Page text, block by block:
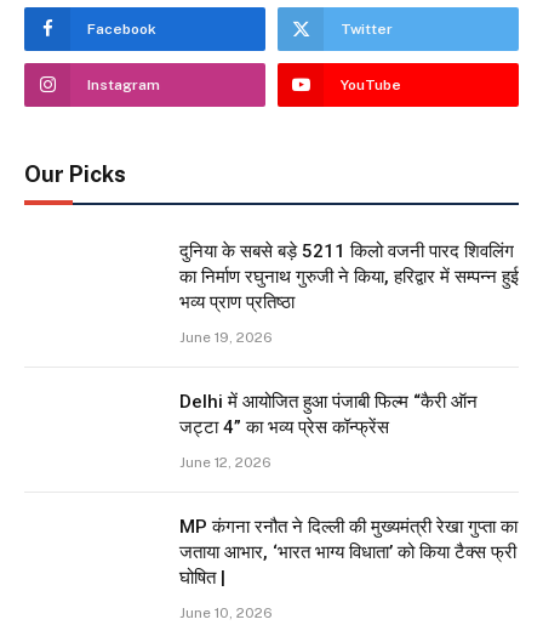
Facebook Twitter
Instagram YouTube
Our Picks
दुनिया के सबसे बड़े 5211 किलो वजनी पारद शिवलिंग
का निर्माण रघुनाथ गुरुजी ने किया, हरिद्वार में सम्पन्न हुई
भव्य प्राण प्रतिष्ठा
June 19, 2026
Delhi में आयोजित हुआ पंजाबी फिल्म “कैरी ऑन
जट्टा 4” का भव्य प्रेस कॉन्फ्रेंस
June 12, 2026
MP कंगना रनौत ने दिल्ली की मुख्यमंत्री रेखा गुप्ता का
जताया आभार, ‘भारत भाग्य विधाता’ को किया टैक्स फ्री
घोषित |
June 10, 2026